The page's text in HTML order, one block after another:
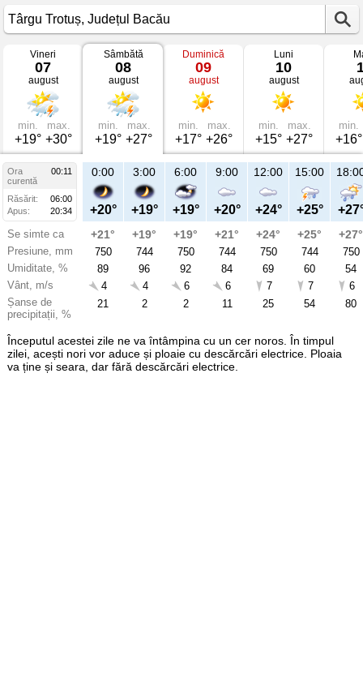
Vremea
Târgu
Trotuș
mâine
Județul
Bacău
Vineri
07
august
min.
+19°
max.
+30°
Sâmbătă
08
august
min.
+19°
max.
+27°
Duminică
09
august
min.
+17°
max.
+26°
Luni
10
august
min.
+15°
max.
+27°
min.
+16°
Ora
00:11
curentă
Răsărit:
06:00
Apus:
20:34
Se simte ca
Presiune, mm
Umiditate, %
Vânt, m/s
Șanse de
precipitații, %
21:00
+22°
+23°
743
78
3
73
Sâ
aug
0:00
+20°
+21°
750
89
4
21
3:00
+19°
+19°
744
96
4
2
6:00
+19°
+19°
750
92
6
2
9:00
+20°
+21°
744
84
6
11
12:00
+24°
+24°
750
69
7
25
15:00
+25°
+25°
744
60
7
54
+27°
750
54
6
80
Începutul acestei zile ne va întâmpina cu un cer noros. În timpul
zilei, acești nori vor aduce și ploaie cu descărcări electrice. Ploaia
va ține și seara, dar fără descărcări electrice.